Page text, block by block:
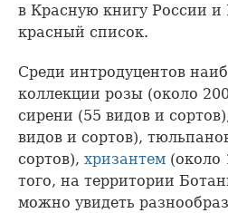
в Красную книгу России и
красный список.
Среди интродуцентов
коллекции розы (около
сирени (55 видов и
видов и сортов),
сортов), хризантем (около
того, на территории
можно увидеть